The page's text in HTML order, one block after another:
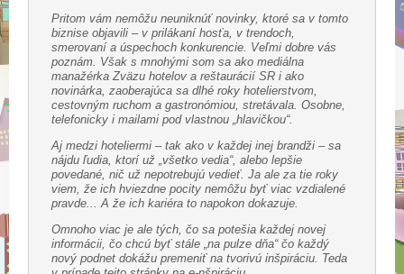
Pritom vám nemôžu neuniknúť novinky, ktoré sa v tomto
biznise objavili – v prilákaní hosťa, v trendoch,
smerovaní a úspechoch konkurencie. Veľmi dobre vás
poznám. Však s mnohými som sa ako mediálna
manažérka Zväzu hotelov a reštaurácií SR i ako
novinárka, zaoberajúca sa dlhé roky hotelierstvom,
cestovným ruchom a gastronómiou, stretávala. Osobne,
telefonicky i mailami pod vlastnou „hlavičkou“.
Aj medzi hoteliermi – tak ako v každej inej brandži – sa
nájdu ľudia, ktorí už „všetko vedia“, alebo lepšie
povedané, nič už nepotrebujú vedieť. Ja ale za tie roky
viem, že ich hviezdne pocity nemôžu byť viac vzdialené
pravde... A že ich kariéra to napokon dokazuje.
Omnoho viac je ale tých, čo sa potešia každej novej
informácii, čo chcú byť stále „na pulze dňa“ čo každý
nový podnet dokážu premeniť na tvorivú inšpiráciu. Teda